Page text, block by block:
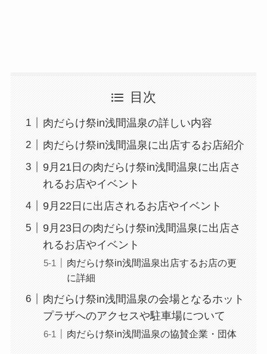
目次
肉だらけ祭in浅間温泉の詳しい内容
肉だらけ祭in浅間温泉に出店するお店紹介
9月21日の肉だらけ祭in浅間温泉に出店さ
れるお店やイベント
9月22日に出店されるお店やイベント
9月23日の肉だらけ祭in浅間温泉に出店さ
れるお店やイベント
肉だらけ祭in浅間温泉出店するお店の更
に詳細
肉だらけ祭in浅間温泉の会場となるホット
プラザへのアクセスや駐車場について
肉だらけ祭in浅間温泉の協賛企業・団体